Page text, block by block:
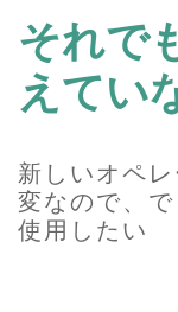
それで
えてい
新しいオペ
変なので、
使用したい